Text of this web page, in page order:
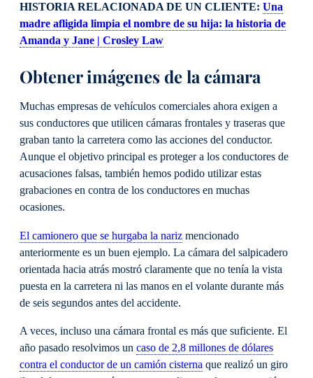
HISTORIA RELACIONADA DE UN CLIENTE: Una
madre afligida limpia el nombre de su hija: la historia de
Amanda y Jane | Crosley Law
Obtener imágenes de la cámara
Muchas empresas de vehículos comerciales ahora exigen a
sus conductores que utilicen cámaras frontales y traseras que
graban tanto la carretera como las acciones del conductor.
Aunque el objetivo principal es proteger a los conductores de
acusaciones falsas, también hemos podido utilizar estas
grabaciones en contra de los conductores en muchas
ocasiones.
El camionero que se hurgaba la nariz mencionado
anteriormente es un buen ejemplo. La cámara del salpicadero
orientada hacia atrás mostró claramente que no tenía la vista
puesta en la carretera ni las manos en el volante durante más
de seis segundos antes del accidente.
A veces, incluso una cámara frontal es más que suficiente. El
año pasado resolvimos un caso de 2,8 millones de dólares
contra el conductor de un camión cisterna que realizó un giro